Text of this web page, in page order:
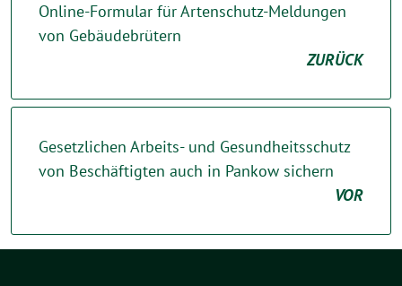
Online-Formular für Artenschutz-Meldungen
von Gebäudebrütern
ZURÜCK
Gesetzlichen Arbeits- und Gesundheitsschutz
von Beschäftigten auch in Pankow sichern
VOR